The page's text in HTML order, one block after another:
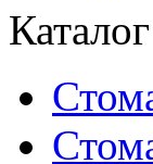
Каталог